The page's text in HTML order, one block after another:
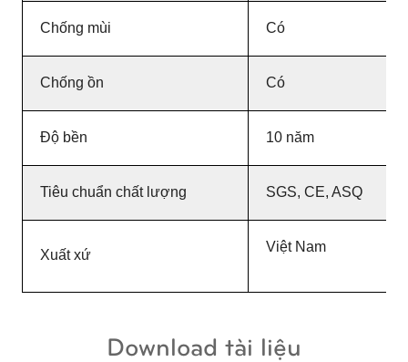
Chống mùi Có
Chống ồn Có
Độ bền 10 năm
Tiêu chuẩn chất lượng SGS, CE, ASQ
Xuất xứ
Việt Nam
Download tài liệu